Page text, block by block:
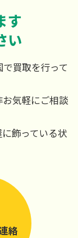
す
い
買取を行って
気軽にご相談
飾っている状
絡